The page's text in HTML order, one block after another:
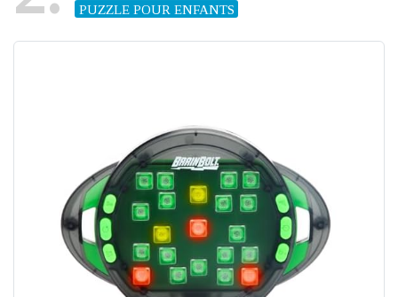
PUZZLE POUR ENFANTS